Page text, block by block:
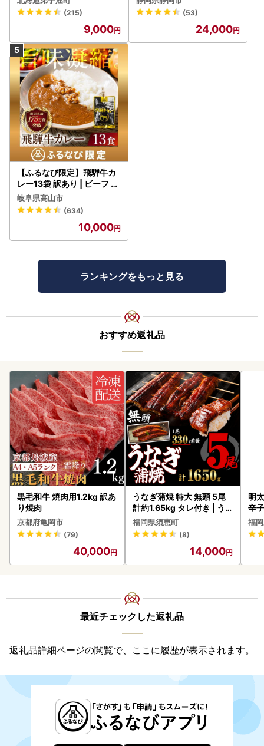
(215)
9,000
野菜 常温保存(53)
24,000
【ふるなび限定】飛騨牛カ
レー13袋 訳あり | ビーフ レ
トルト 訳あり DC006-CP
01 FN-Limited-VO
岐阜県高山市
(634)
10,000
ランキングをもっと見る
おすすめ返礼品
黒毛和牛 焼肉用1.2kg 訳あ
り焼肉
京都府亀岡市
(79)
40,000
うなぎ蒲焼 特大 無頭 5尾
計約1.65kg タレ付き | う
なぎ蒲焼
福岡県須恵町
(8)
14,000
明
辛
福
最近チェックした返礼品
返礼品詳細ページの閲覧で、ここに履歴が表示されます。